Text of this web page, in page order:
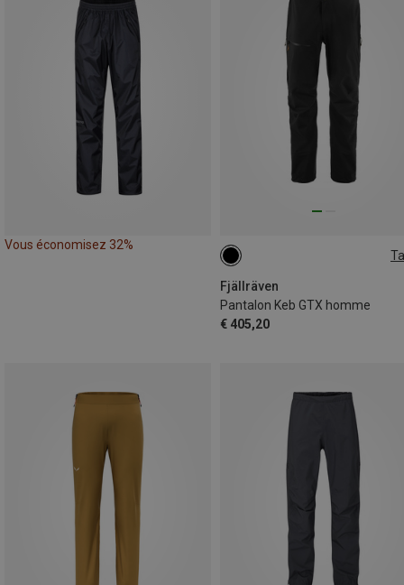
Vous économisez 32%
Fjällräven
Pantalon Keb GTX homme
€ 405,20
S